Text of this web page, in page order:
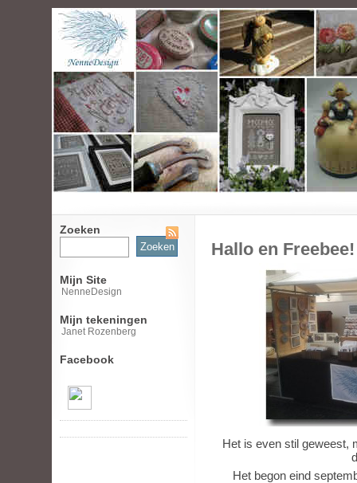
Zoeken
Zoeken
naar:
Mijn Site
NenneDesign
Mijn tekeningen
Janet Rozenberg
Facebook
Hallo en Freebee!
Het is even stil geweest,
Het begon eind